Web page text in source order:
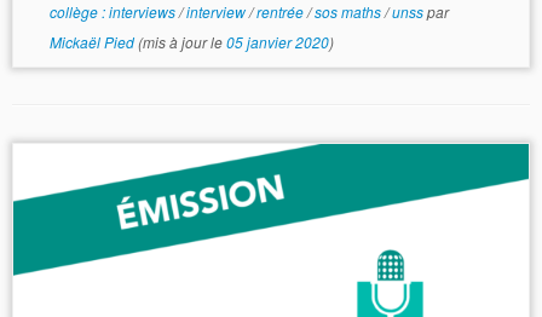
collège : interviews/interview/rentrée/sos maths/unsspar
Mickaël Pied(mis à jour le05 janvier 2020)